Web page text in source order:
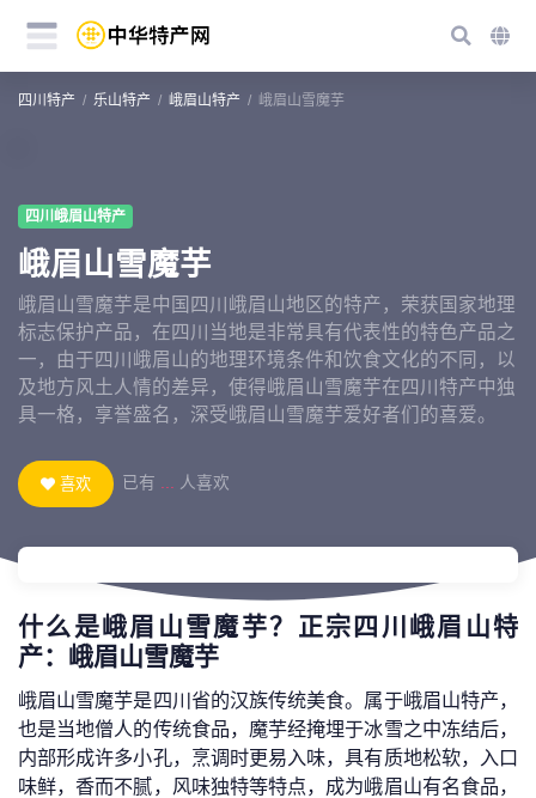
四川特产 乐山特产 峨眉山特产 峨眉山雪魔芋
四川峨眉山特产
峨眉山雪魔芋
峨眉山雪魔芋是中国四川峨眉山地区的特产，荣获国家地理
标志保护产品，在四川当地是非常具有代表性的特色产品之
一，由于四川峨眉山的地理环境条件和饮食文化的不同，以
及地方风土人情的差异，使得峨眉山雪魔芋在四川特产中独
具一格，享誉盛名，深受峨眉山雪魔芋爱好者们的喜爱。
喜欢 已有 人喜欢
什么是峨眉山雪魔芋？正宗四川峨眉山特
产：峨眉山雪魔芋
峨眉山雪魔芋是四川省的汉族传统美食。属于峨眉山特产，
也是当地僧人的传统食品，魔芋经掩埋于冰雪之中冻结后，
内部形成许多小孔，烹调时更易入味，具有质地松软，入口
味鲜，香而不腻，风味独特等特点，成为峨眉山有名食品，